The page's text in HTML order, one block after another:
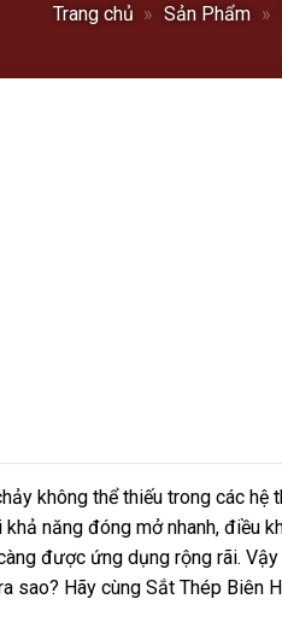
Trang chủ » Sản Phẩm »
không thể thiếu trong các hệ
năng đóng mở nhanh, điều
được ứng dụng rộng rãi.
sao? Hãy cùng Sắt Thép Biên